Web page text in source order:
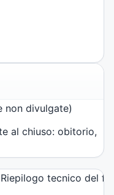
non divulgate)
al chiuso: obitorio,
Riepilogo tecnico del